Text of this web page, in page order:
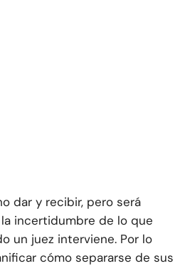
dar y recibir, pero será
incertidumbre de lo que
un juez interviene. Por lo
cómo separarse de sus